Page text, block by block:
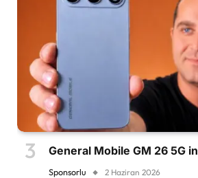
General Mobile GM 26 5G
Sponsorlu 2 Haziran 2026